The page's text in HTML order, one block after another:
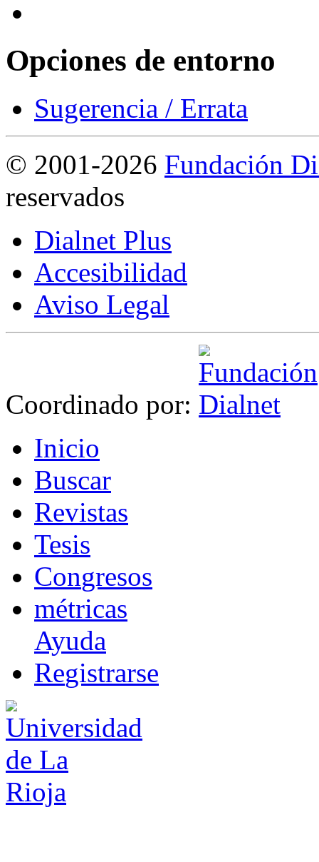
Opciones de entorno
Sugerencia / Errata
© 2001-2026 Fundación
reservados
Dialnet Plus
Accesibilidad
Aviso Legal
Coordinado por:
Inicio
Buscar
Revistas
Tesis
Congresos
métricas
Ayuda
Registrarse